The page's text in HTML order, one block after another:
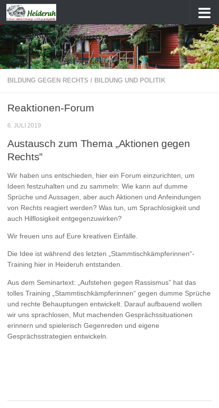
Zum Inhalt springen
BILDUNG GEGEN RECHTS / BILDUNG UND POLITIK
Reaktionen-Forum
6. JULI 2019
Austausch zum Thema „Aktionen gegen
Rechts”
Wir haben uns entschieden, hier ein Forum einzurichten, um
Ideen festzuhalten und zu sammeln: Wie kann auf dumme
Sprüche und Aussagen, aber auch Aktionen und Anfeindungen
von Rechts reagiert werden? Was tun, um Sprachlosigkeit und
auch Hilflosigkeit entgegenzuwirken?
Wir freuen uns auf Eure kreativen Einfälle.
Die Idee ist während des letzten „Stammtischkämpferinnen“-
Training hier in Heideruh entstanden.
Aus dem Seminartext: „Aufstehen gegen Rassismus” hat das
tolles Training „Stammtischkämpferinnen“ gegen dumme Sprüche
und rechte Behauptungen entwickelt. Darauf aufbauend wollen
wir uns sprachlosen, Mut machenden Gesprächssituationen
erinnern und spielerisch Gegenreden und eigene
Gesprächsstrategien entwickeln.